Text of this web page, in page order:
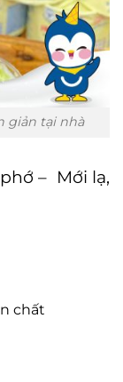
giản tại nhà
– Mới lạ,
chất